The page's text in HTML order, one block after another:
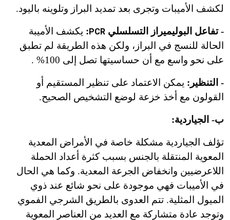
لكشف الأميبات وتجرى بعد تمديد البراز وتلوينه باليود.
- تفاعل البوليميراز التسلسلي PCR
: يكشف الأميبة
الحالة للنسج في البراز، ولكن هذه الطريقة لم تطبق
على نحو واسع مع أن حساسيتها تصل إلى 100% .
- التنظير: يمكن الاعتماد على تنظير المستقيم أو
القولون مع أخذ خزعة لوضع التشخيص الصحيح.
ب- الجياردية:
تؤلف الجياردية مشكلة خاصة في الأمراض المعدية
المعوية المنتقلة بالجنس بسبب كثرة أعداد الحملة
اللاعرضيين وانخفاض الجرعة المعدية. وكما هي الحال
في الأميبات فهي موجودة على نحو شائع عند ذوي
الميول المثلية. تتم العدوى بالطريق الشرجي الفموي
وتوجد عادة متشاركة مع العديد من العناصر المعوية